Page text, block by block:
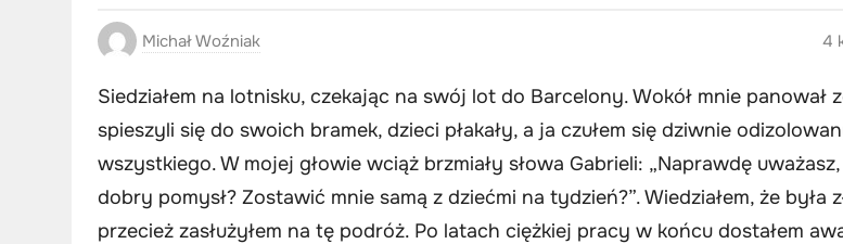
Michał Woźniak 4
Siedziałem na lotnisku, czekając na swój lot do Barcelony. Wokół mnie panował
spieszyli się do swoich bramek, dzieci płakały, a ja czułem się dziwnie
wszystkiego. W mojej głowie wciąż brzmiały słowa Gabrieli: „Naprawdę
dobry pomysł? Zostawić mnie samą z dziećmi na tydzień?”. Wiedziałem, że była
przecież zasłużyłem na tę podróż. Po latach ciężkiej pracy w końcu dostałem